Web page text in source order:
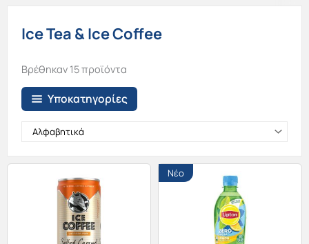
Ice Tea & Ice Coffee
Υποκατηγορίες
Βρέθηκαν 15 προϊόντα
Νέο